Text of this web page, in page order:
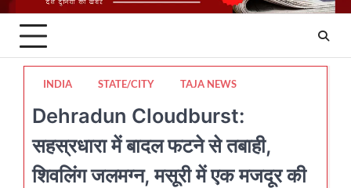
INDIA STATE/CITY TAJA NEWS
Dehradun Cloudburst:
सहस्रधारा में बादल फटने से तबाही,
शिवलिंग जलमग्न, मसूरी में एक मजदूर की